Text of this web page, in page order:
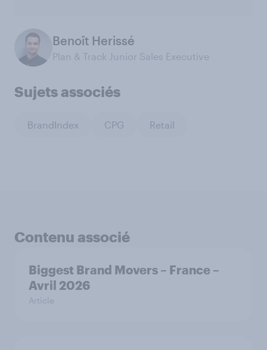
Benoît Herissé
Plan & Track Junior Sales Executive
Sujets associés
BrandIndex CPG Retail
Contenu associé
Biggest Brand Movers – France –
Avril 2026
Article